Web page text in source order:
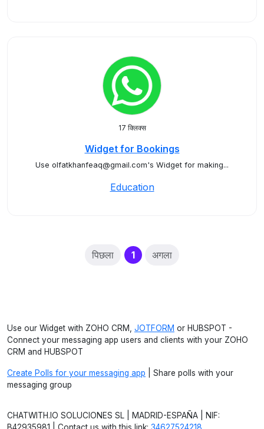
17 क्लिक्स
Widget for Bookings
Use olfatkhanfeaq@gmail.com's Widget for making...
Education
पिछला 1(current)
अगला
Use our Widget with ZOHO CRM, JOTFORM or HUBSPOT -
Connect your messaging app users and clients with your ZOHO
CRM and HUBSPOT
Create Polls for your messaging app | Share polls with your
messaging group
CHATWITH.IO SOLUCIONES SL | MADRID-ESPAÑA | NIF: